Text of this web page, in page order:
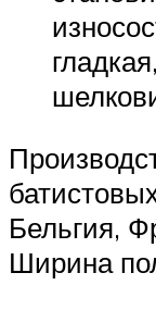
Бельгия,
Ширина